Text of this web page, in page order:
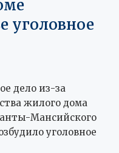
уголовное
дело из-за
жилого дома
Мансийского
уголовное